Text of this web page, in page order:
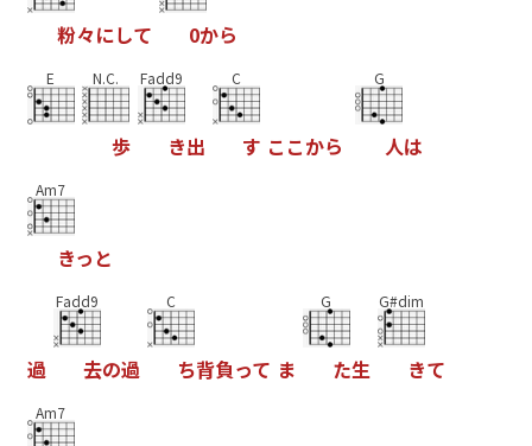
粉々にして 0から
E N.C.
歩
Fadd9
き出
C
す こ こから
G
人は
Am7
きっ と
過
Fadd9
去の過
C
ち背負って ま
G
た生
G#dim
きて
Am7